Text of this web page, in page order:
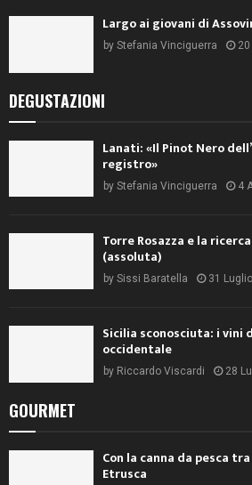
Largo ai giovani di
by Stefania Vinciguerra
DEGUSTAZIONI
Lanati: «Il Pinot Nero
registro»
by Stefania Vinciguerra 4
Torre Rosazza e la
(assoluta)
by Sissi Baratella 31
Sicilia sconosciuta: i vini
occidentale
by Riccardo Viscardi 28
GOURMET
Con la canna da pesca
Etrusca